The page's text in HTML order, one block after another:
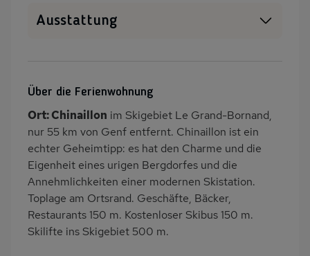
Ausstattung
Kamin/Kaminofen
Waschmaschine
Terrasse
Grill
PKW-Parkplatz
Badewanne
Dusche
Küche
Herd (4 Kochfelder)
Backofen
Geschirrspülmaschine
Kühlschrank
Mikrowelle
Über die Ferienwohnung
Ort: Chinaillon im Skigebiet Le Grand-Bornand,
nur 55 km von Genf entfernt. Chinaillon ist ein
echter Geheimtipp: es hat den Charme und die
Eigenheit eines urigen Bergdorfes und die
Annehmlichkeiten einer modernen Skistation.
Toplage am Ortsrand. Geschäfte, Bäcker,
Restaurants 150 m. Kostenloser Skibus 150 m.
Skilifte ins Skigebiet 500 m.